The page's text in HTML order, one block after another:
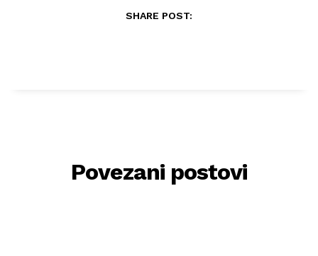
SHARE POST:
Povezani postovi